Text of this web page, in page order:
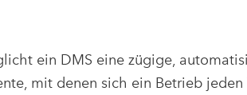
ein DMS eine zügige,
mit denen sich ein Betrieb